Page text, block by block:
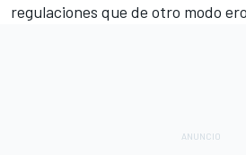
regulaciones que de otro modo